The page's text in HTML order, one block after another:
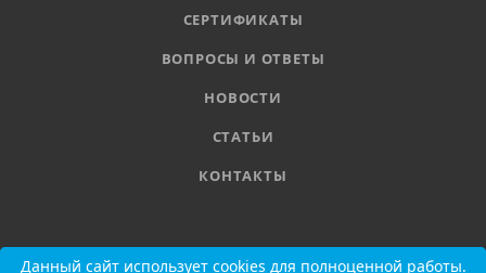
СЕРТИФИКАТЫ
ВОПРОСЫ И ОТВЕТЫ
НОВОСТИ
СТАТЬИ
КОНТАКТЫ
8 800 555-11-78
Данный сайт использует cookies для полноценной работы.
Данный сайт использует cookies для полноценной работы.